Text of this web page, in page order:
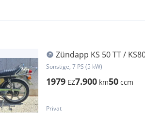
Zündapp KS 50 TT /
Sonstige, 7 PS (5 kW)
1979 EZ7.900 km50 ccm
Privat